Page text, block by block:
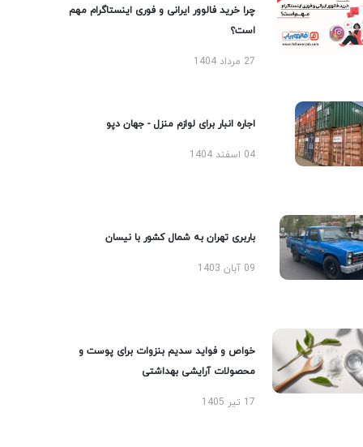
چرا خرید فالوور ایرانی و فوری اینستاگرام مهم
است؟
27 مرداد 1404
اجاره انبار برای لوازم منزل - جهان دپو
04 اسفند 1404
باربری تهران به شمال کشور با نیسان
09 آبان 1403
خواص و فواید سدیم بنزوات برای پوست و
محصولات آرایشی بهداشتی
17 تیر 1405